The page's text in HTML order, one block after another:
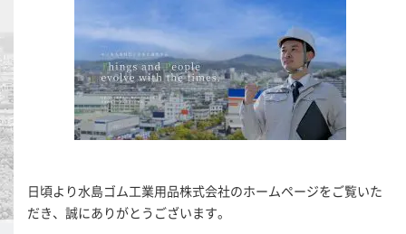
日頃より水島ゴム工業用品株式会社のホームページをご覧いた
だき、誠にありがとうございます。